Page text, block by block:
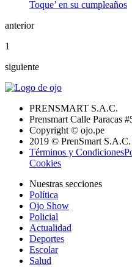
anterior
1
siguiente
PRENSMART S.A.C.
Prensmart Calle Paracas
Copyright © ojo.pe
2019 © PrenSmart S.A.C.
Términos y Condiciones
Cookies
Nuestras secciones
Política
Ojo Show
Policial
Actualidad
Deportes
Escolar
Salud